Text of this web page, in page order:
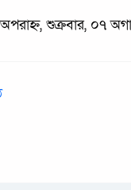
শুক্রবার, ০৭